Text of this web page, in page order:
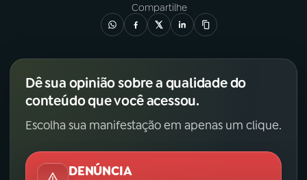
Compartilhe
Dê sua opinião sobre a qualidade do
conteúdo que você acessou.
Escolha sua manifestação em apenas um clique.
DENÚNCIA